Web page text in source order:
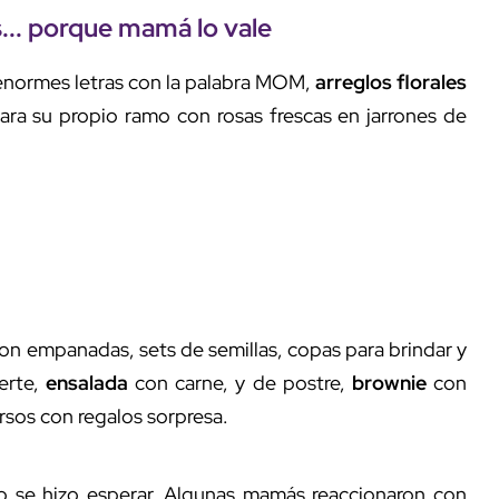
porque mamá lo vale
letras con la palabra MOM, arreglos florales
su propio ramo con rosas frescas en jarrones de
empanadas, sets de semillas, copas para brindar y
ensalada con carne, y de postre, browniecon
con regalos sorpresa.